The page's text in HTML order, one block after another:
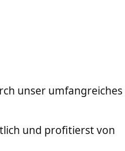
unser umfangreiches
und profitierst von